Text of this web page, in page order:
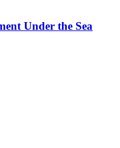
Under the Sea